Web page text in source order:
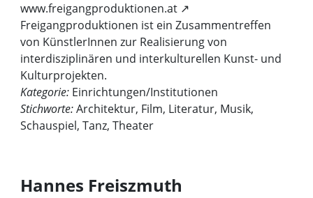
www.freigangproduktionen.at ↗
Freigangproduktionen ist ein Zusammentreffen
von KünstlerInnen zur Realisierung von
interdisziplinären und interkulturellen Kunst- und
Kulturprojekten.
Kategorie: Einrichtungen/Institutionen
Stichworte:Architektur, Film, Literatur, Musik,
Schauspiel, Tanz, Theater
Hannes Freiszmuth